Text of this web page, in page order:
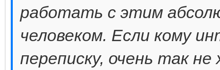
работать с этим
человеком. Если кому
переписку, очень так